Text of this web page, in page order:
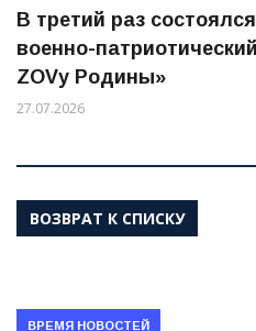
В третий раз
военно-
ZOVу Родины»
27.07.2026
ВОЗВРАТ К СПИСКУ
ВРЕМЯ НОВОСТЕЙ